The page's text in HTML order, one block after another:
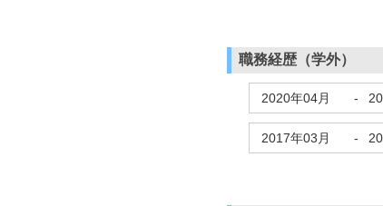
職務経歴（学外）
2020年04月 -
2017年03月 -